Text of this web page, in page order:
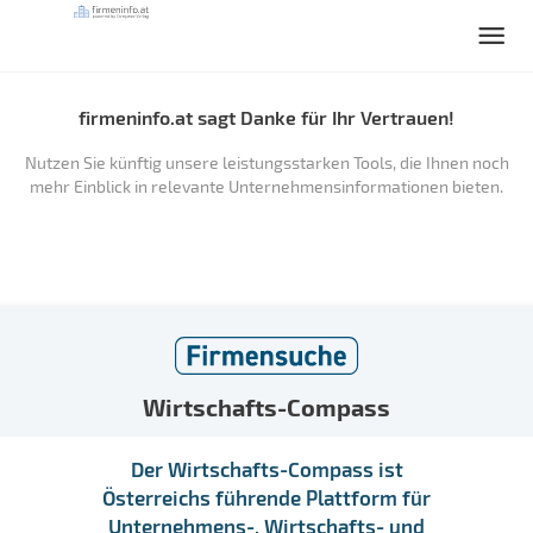
firmeninfo.at sagt Danke für Ihr Vertrauen!
Nutzen Sie künftig unsere leistungsstarken Tools, die Ihnen noch
mehr Einblick in relevante Unternehmensinformationen bieten.
Wirtschafts-Compass
Der Wirtschafts-Compass ist
Österreichs führende Plattform für
Unternehmens-, Wirtschafts- und